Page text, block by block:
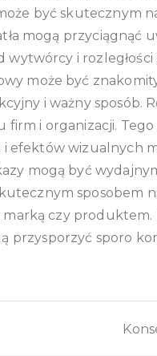
być skutecznym
mogą przyciągnąć
wytwórcy i
może być
i ważny sposób.
i organizacji.
i efektów wizualnych
mogą być
sposobem
czy
przysporzyć sporo